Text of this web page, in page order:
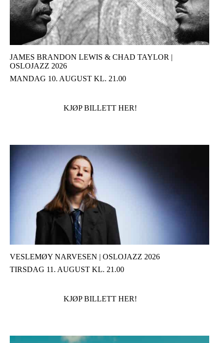
JAMES BRANDON LEWIS & CHAD TAYLOR |
OSLOJAZZ 2026
MANDAG 10. AUGUST KL. 21.00
KJØP BILLETT HER!
VESLEMØY NARVESEN | OSLOJAZZ 2026
TIRSDAG 11. AUGUST KL. 21.00
KJØP BILLETT HER!